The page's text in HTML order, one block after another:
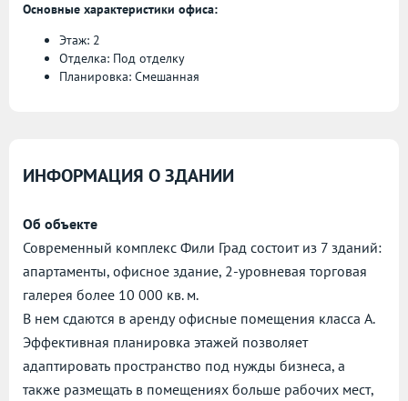
Основные характеристики офиса:
Этаж: 2
Отделка: Под отделку
Планировка: Смешанная
ИНФОРМАЦИЯ О ЗДАНИИ
Об объекте
Современный комплекс Фили Град состоит из 7 зданий:
апартаменты, офисное здание, 2-уровневая торговая
галерея более 10 000 кв. м.
В нем сдаются в аренду офисные помещения класса А.
Эффективная планировка этажей позволяет
адаптировать пространство под нужды бизнеса, а
также размещать в помещениях больше рабочих мест,